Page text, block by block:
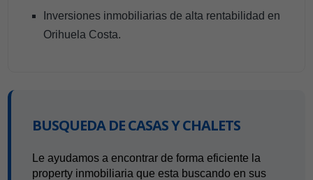
Inversiones inmobiliarias de alta rentabilidad en
Orihuela Costa.
BUSQUEDA DE CASAS Y CHALETS
Le ayudamos a encontrar de forma eficiente la
property inmobiliaria que esta buscando en sus